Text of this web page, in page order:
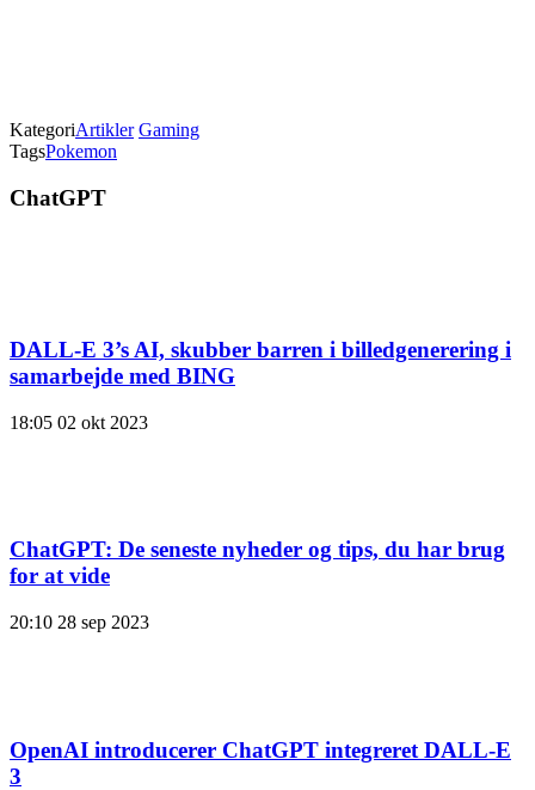
KategoriArtikler Gaming
TagsPokemon
ChatGPT
DALL-E 3’s AI, skubber barren i billedgenerering i
samarbejde med BING
18:05 02 okt 2023
ChatGPT: De seneste nyheder og tips, du har brug
for at vide
20:10 28 sep 2023
OpenAI introducerer ChatGPT integreret DALL-E
3